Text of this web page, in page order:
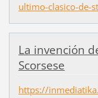
ultimo-clasico-de-
La invención
Scorsese
https://